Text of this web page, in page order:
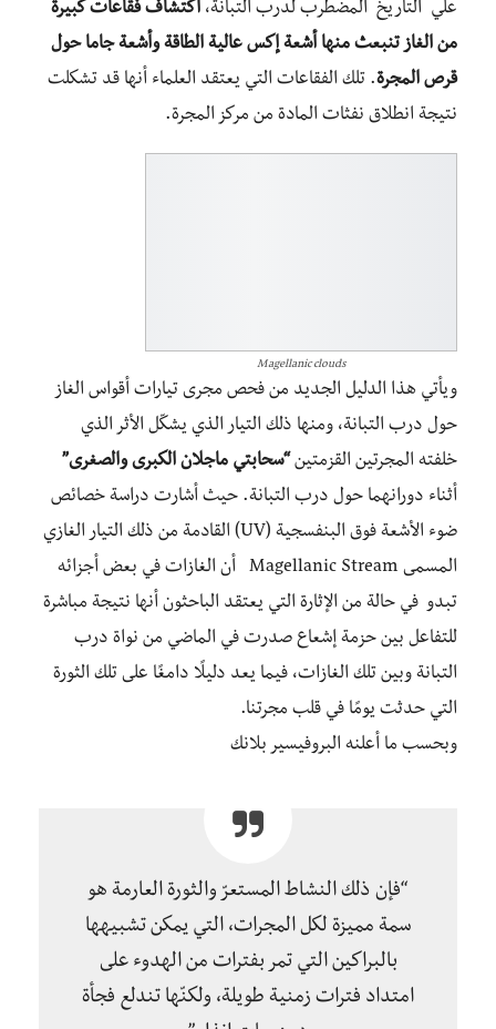
علي التاريخ المضطرب لدرب التبانة، اكتشاف فقاعات كبيرة
من الغاز تنبعث منها أشعة إكس عالية الطاقة وأشعة جاما حول
قرص المجرة. تلك الفقاعات التي يعتقد العلماء أنها قد تشكلت
نتيجة انطلاق نفثات المادة من مركز المجرة.
Magellanic clouds
ويأتي هذا الدليل الجديد من فحص مجرى تيارات أقواس الغاز
حول درب التبانة، ومنها ذلك التيار الذي يشكّل الأثر الذي
خلفته المجرتين القزمتين “سحابتي ماجلان الكبرى والصغرى”
أثناء دورانهما حول درب التبانة. حيث أشارت دراسة خصائص
ضوء الأشعة فوق البنفسجية (UV) القادمة من ذلك التيار الغازي
المسمى Magellanic Stream أن الغازات في بعض أجزائه
تبدو في حالة من الإثارة التي يعتقد الباحثون أنها نتيجة مباشرة
للتفاعل بين حزمة إشعاع صدرت في الماضي من نواة درب
التبانة وبين تلك الغازات، فيما يعد دليلًا دامغًا على تلك الثورة
التي حدثت يومًا في قلب مجرتنا.
وبحسب ما أعلنه البروفيسير بلانك
“فإن ذلك النشاط المستعرّ والثورة العارمة هو
سمة مميزة لكل المجرات، التي يمكن تشبيهها
بالبراكين التي تمر بفترات من الهدوء على
امتداد فترات زمنية طويلة، ولكنّها تندلع فجأة